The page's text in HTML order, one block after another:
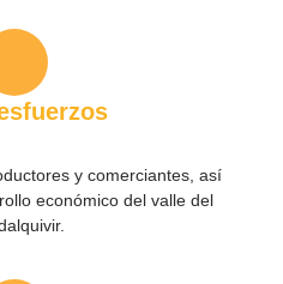
y comerciantes, así
económico del valle del